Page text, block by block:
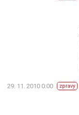
29. 11. 2010 0:00 zpravy